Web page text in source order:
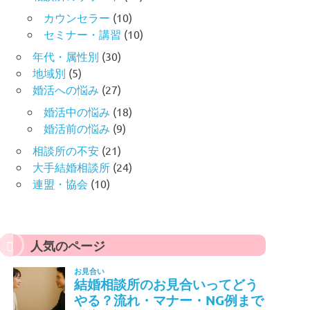
カウンセラー (10)
セミナー・講習 (10)
年代・属性別 (30)
地域別 (5)
婚活への悩み (27)
婚活中の悩み (18)
婚活前の悩み (9)
相談所の不安 (21)
大手結婚相談所 (24)
連盟・協会 (10)
人気のページ